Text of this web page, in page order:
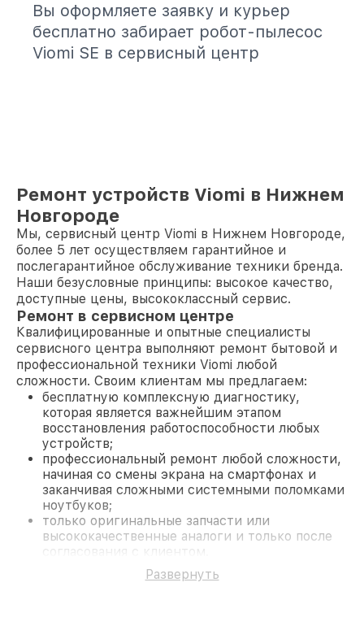
Вы оформляете заявку и курьер
бесплатно забирает робот-пылесос
Viomi SE в сервисный центр
Ремонт устройств Viomi в Нижнем
Новгороде
Мы, сервисный центр Viomi в Нижнем Новгороде,
более 5 лет осуществляем гарантийное и
послегарантийное обслуживание техники бренда.
Наши безусловные принципы: высокое качество,
доступные цены, высококлассный сервис.
Ремонт в сервисном центре
Квалифицированные и опытные специалисты
сервисного центра выполняют ремонт бытовой и
профессиональной техники Viomi любой
сложности. Своим клиентам мы предлагаем:
бесплатную комплексную диагностику,
которая является важнейшим этапом
восстановления работоспособности любых
устройств;
профессиональный ремонт любой сложности,
начиная со смены экрана на смартфонах и
заканчивая сложными системными поломками
ноутбуков;
только оригинальные запчасти или
высококачественные аналоги и только после
согласования с клиентом.
На все работы и замененные комплектующие
предоставляется длительная гарантия. В случае
Развернуть